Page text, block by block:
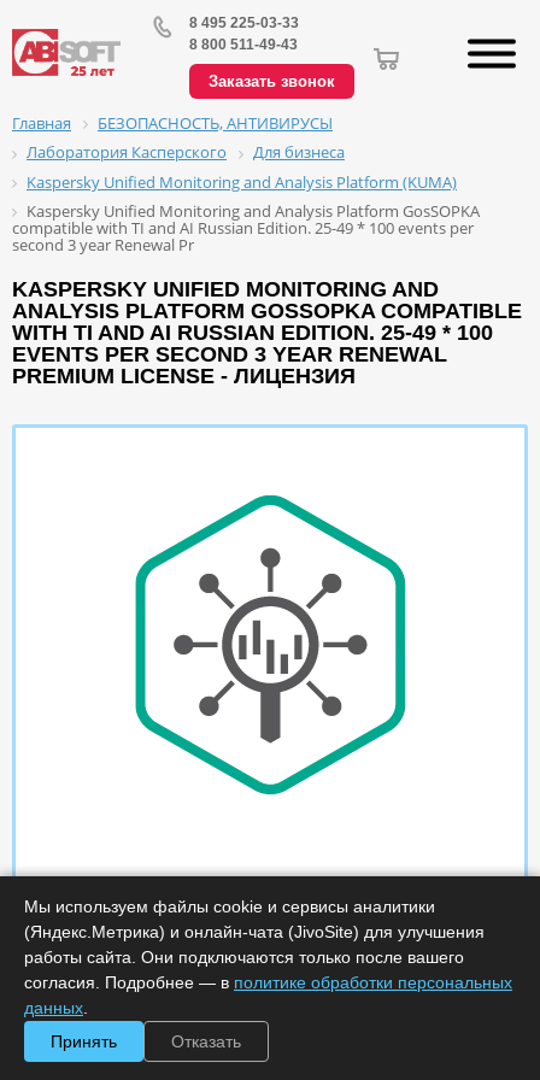
8 495 225-03-33
8 800 511-49-43
Заказать звонок
Главная
БЕЗОПАСНОСТЬ, АНТИВИРУСЫ
Лаборатория Касперского
Для бизнеса
Kaspersky Unified Monitoring and Analysis Platform (KUMA)
Kaspersky Unified Monitoring and Analysis Platform GosSOPKA
compatible with TI and AI Russian Edition. 25-49 * 100 events per
second 3 year Renewal Pr
KASPERSKY UNIFIED MONITORING AND
ANALYSIS PLATFORM GOSSOPKA COMPATIBLE
WITH TI AND AI RUSSIAN EDITION. 25-49 * 100
EVENTS PER SECOND 3 YEAR RENEWAL
PREMIUM LICENSE - ЛИЦЕНЗИЯ
Мы используем файлы cookie и сервисы аналитики
(Яндекс.Метрика) и онлайн-чата (JivoSite) для улучшения
работы сайта. Они подключаются только после вашего
согласия. Подробнее — в политике обработки персональных
данных
Принять
Отказать